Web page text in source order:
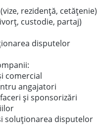
rezidență, cetățenie)
custodie, partaj)
disputelor
comercial
angajatori
și sponsorizări
soluționarea disputelor